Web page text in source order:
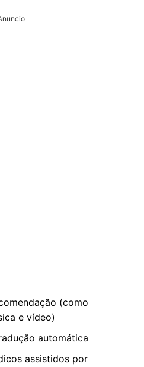
(como
e vídeo)
automática
assistidos por